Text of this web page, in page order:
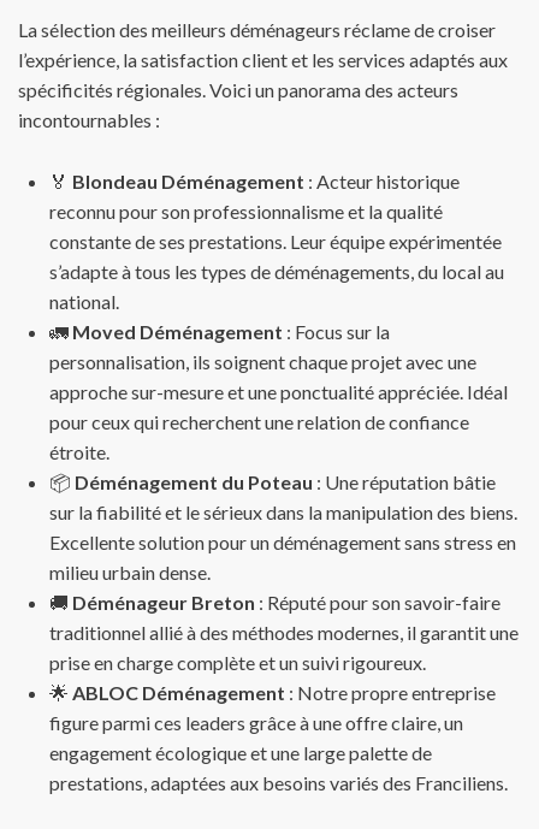
La sélection des meilleurs déménageurs réclame de croiser
l’expérience, la satisfaction client et les services adaptés aux
spécificités régionales. Voici un panorama des acteurs
incontournables :
🏅 Blondeau Déménagement : Acteur historique
reconnu pour son professionnalisme et la qualité
constante de ses prestations. Leur équipe expérimentée
s’adapte à tous les types de déménagements, du local au
national.
🚛 Moved Déménagement : Focus sur la
personnalisation, ils soignent chaque projet avec une
approche sur-mesure et une ponctualité appréciée. Idéal
pour ceux qui recherchent une relation de confiance
étroite.
📦 Déménagement du Poteau : Une réputation bâtie
sur la fiabilité et le sérieux dans la manipulation des biens.
Excellente solution pour un déménagement sans stress en
milieu urbain dense.
🚚 Déménageur Breton : Réputé pour son savoir-faire
traditionnel allié à des méthodes modernes, il garantit une
prise en charge complète et un suivi rigoureux.
🌟 ABLOC Déménagement : Notre propre entreprise
figure parmi ces leaders grâce à une offre claire, un
engagement écologique et une large palette de
prestations, adaptées aux besoins variés des Franciliens.